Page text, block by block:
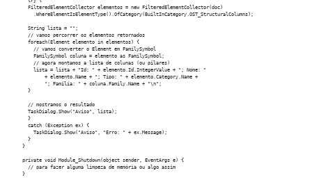
      FilteredElementCollector elementos = new FilteredElementCollector(doc)
        .WhereElementIsElementType().OfCategory(BuiltInCategory.OST_StructuralColumns);
      String lista = "";
      // vamos percorrer os elementos retornados
      foreach(Element elemento in elementos) {
        // vamos converter o Element em FamilySymbol
        FamilySymbol coluna = elemento as FamilySymbol;
        // agora montamos a lista de colunas (ou pilares)
        lista = lista + "Id: " + elemento.Id.IntegerValue + "; Nome: "
            + elemento.Name + "; Tipo: " + elemento.Category.Name +
            "; Família: " + coluna.Family.Name + "\n";
      }
      // mostramos o resultado
      TaskDialog.Show("Aviso", lista);
      }
      catch (Exception ex) {
        TaskDialog.Show("Aviso", "Erro: " + ex.Message);
      }
    }
    private void Module_Shutdown(object sender, EventArgs e) {
      // para fazer alguma limpeza de memória ou algo assim
    }